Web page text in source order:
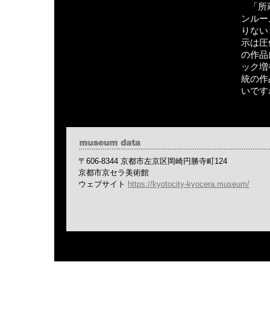
「
ンル
りな
示は
の作
ック
統の
いで
〒606-8344 京都市左京区岡崎円勝寺町124
京都市京セラ美術館
ウェブサイト https://kyotocity-kyocera.museum/